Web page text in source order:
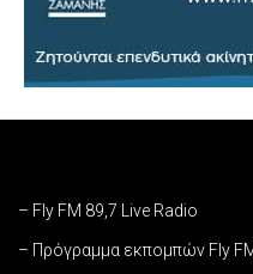
– Fly FM 89,7 Live Radio
– Πρόγραμμα εκπομπών Fly